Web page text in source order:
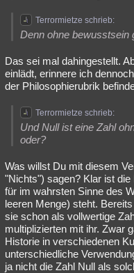
Terrormietze schrieb:
Denn ohne bewusstsein
Das sei mal dahingestellt.
einlädt, erinnere ich
der Philosophierubrik
Terrormietze schrieb:
Und Null ist eine Zahl
oder?
Was willst Du mit diesem
"Nichts") sagen? Klar ist
für im wahrsten Sinne des
leeren Menge) steht.
sie schon als vollwertige
multiplizierten mit ihr. Zwar
Historie in verschiedenen
unterschiedliche
ja nicht die Zahl Null als